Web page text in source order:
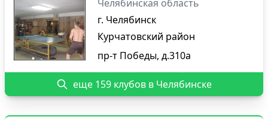
Челябинская область
г. Челябинск
Курчатовский район
пр-т Победы, д.310а
еще 159 клубов в Челябинске